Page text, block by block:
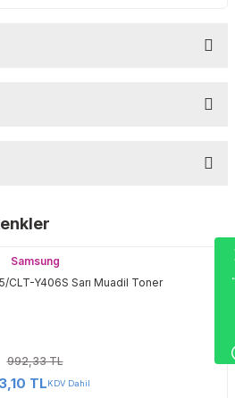
ilk yorumu siz yapın!
Paylaş
Samsung
CLT-Y406S Sarı Muadil Toner
992,33 TL
TLKDV Dahil